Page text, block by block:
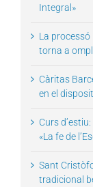
Integral»
La processó
torna a
Càritas
en el
Curs
«La fe de
Sant
tradicional